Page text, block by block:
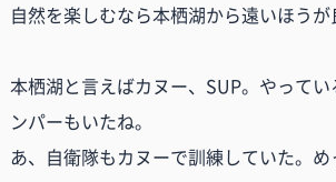
自然を楽しむなら本栖湖から遠いほうが
本栖湖と言えばカヌー、SUP。やって
ンパーもいたね。
あ、自衛隊もカヌーで訓練していた。